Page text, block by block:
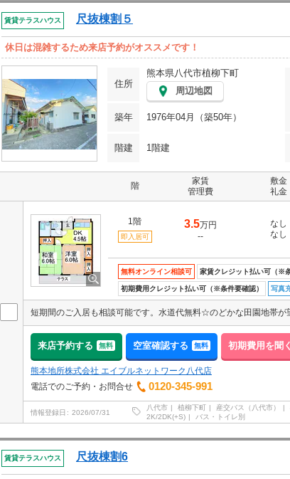
賃貸テラスハウス 尺抜棟割５
休日は混雑するため来店予約がオススメです！
住所
熊本県八代市植柳下町
周辺地図
築年 1976年04月（築50年）
階建 1階建
階
家賃
管理費
敷金
礼金
1階
即入居可
3.5万円
--
なし
なし
無料オンライン相談可 家賃クレジット払い可（※
初期費用クレジット払い可（※条件要確認） 写真
来店予約する 無料 空室確認する 無料 初期費用を聞く
熊本地所株式会社 エイブルネットワーク八代店
電話でのご予約・お問合せ
0120-345-991
情報登録日 2026/07/31
八代市 植柳下町 産交バス（八代市）
2K/2DK(+S)
バス・トイレ別
賃貸テラスハウス 尺抜棟割6